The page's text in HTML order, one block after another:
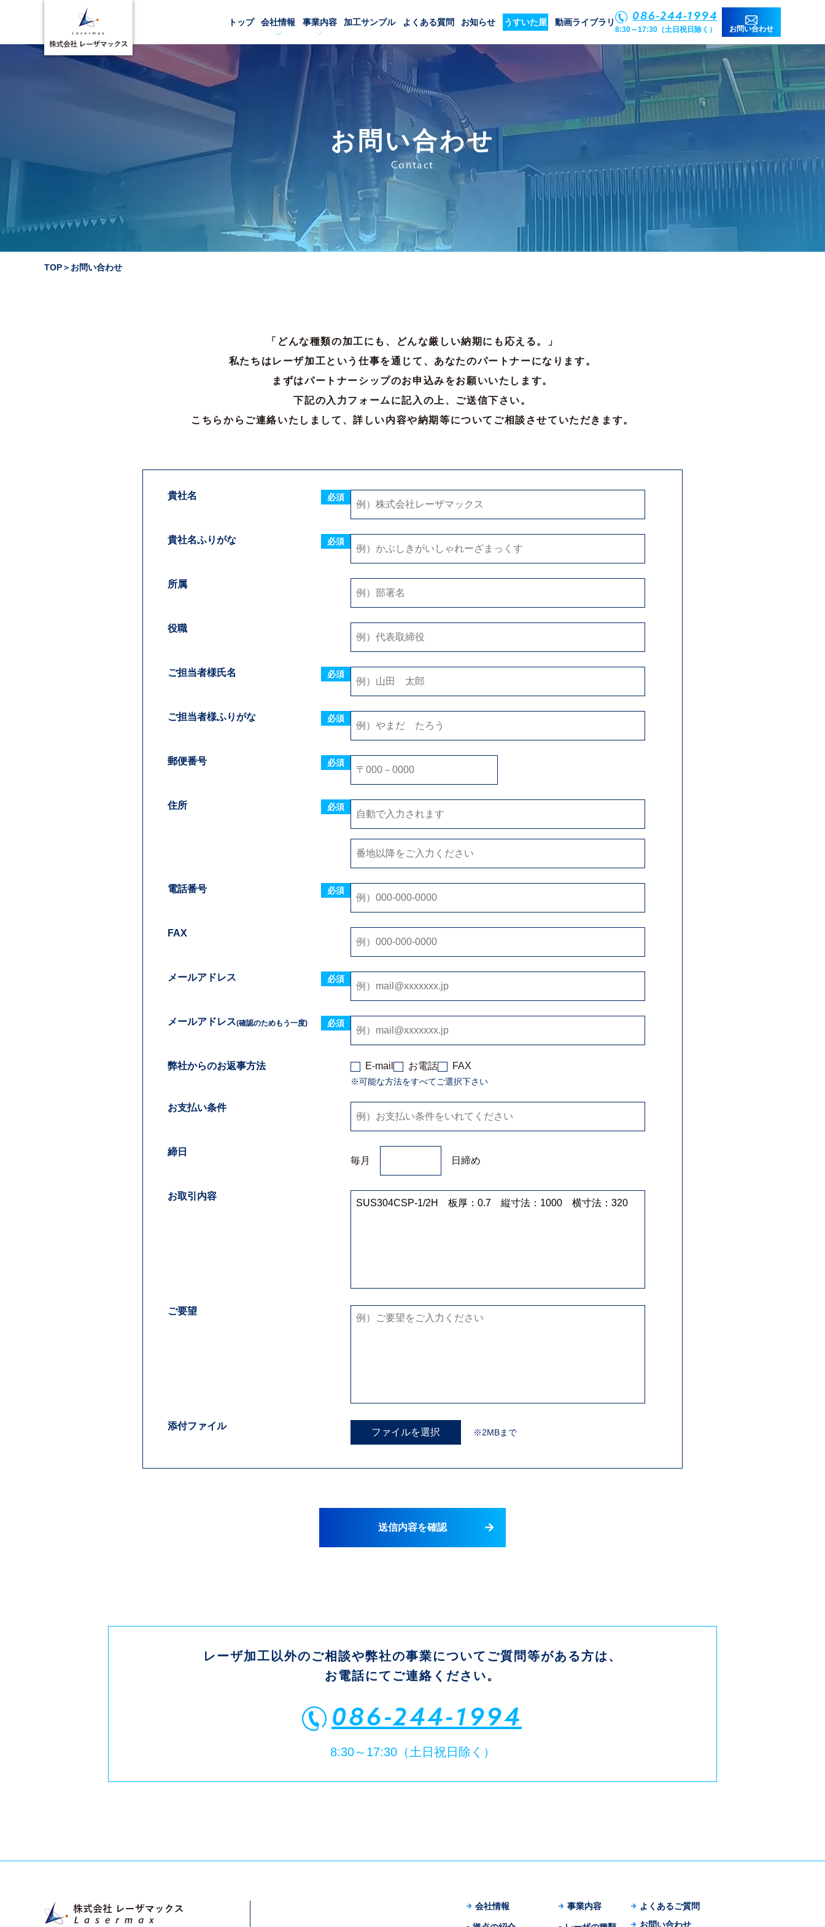
トップ 会社情報 事業内容 加工サンプル よくある質問 お知らせ うすいた屋 動画ライブラリ 086-244-1994
8:30～17:30（土日祝日除く） お問い合わせ
お問い合わせ
Contact
TOP＞ お問い合わせ
「どんな種類の加工にも、どんな厳しい納期にも応える。」
私たちはレーザ加工という仕事を通じて、あなたのパートナーになります。
まずはパートナーシップのお申込みをお願いいたします。
下記の入力フォームに記入の上、ご送信下さい。
こちらからご連絡いたしまして、詳しい内容や納期等についてご相談させていただきます。
貴社名 必須
貴社名ふりがな 必須
所属
役職
ご担当者様氏名 必須
ご担当者様ふりがな 必須
郵便番号 必須
住所 必須
電話番号 必須
FAX
メールアドレス 必須
メールアドレス(確認のためもう一度) 必須
弊社からのお返事方法 E-mail お電話 FAX
※可能な方法をすべてご選択下さい
お支払い条件
締日
毎月
日締め
お取引内容
ご要望
添付ファイル
ファイルを選択 ※2MBまで
送信内容を確認
必須
貴社名ふりがな
役職
必須
必須
必須
※可能な方法をすべてご選択下さい
毎月 日締め
お取引内容
添付ファイル
レーザ加工以外のご相談や弊社の事業についてご質問等がある方は、
お電話にてご連絡ください。
086-244-1994
8:30～17:30（土日祝日除く）
会社情報 事業内容
よくあるご質問
お問い合わせ